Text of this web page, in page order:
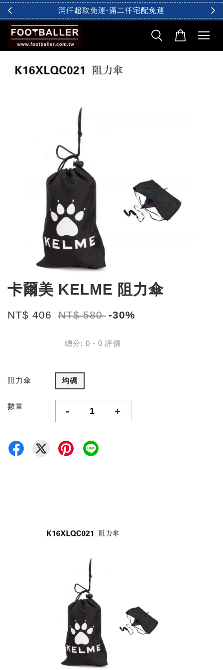
滿仟超取免運-滿二仟宅配免運
卡爾美 KELME 阻力傘
NT$ 406 NT$ 580 -30%
總分: 0 - 0 評價
阻力傘 均碼
數量 - +